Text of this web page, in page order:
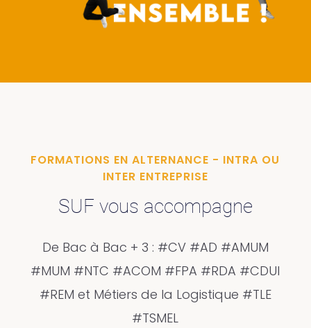
FORMATIONS EN ALTERNANCE - INTRA OU
INTER ENTREPRISE
SUF vous accompagne
De Bac à Bac + 3 : #CV #AD #AMUM
#MUM #NTC #ACOM #FPA #RDA #CDUI
#REM et Métiers de la Logistique #TLE
#TSMEL